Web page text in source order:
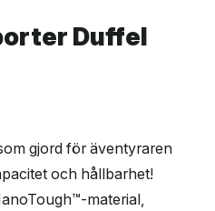
Duffel
gjord för äventyraren
och hållbarhet!
material,